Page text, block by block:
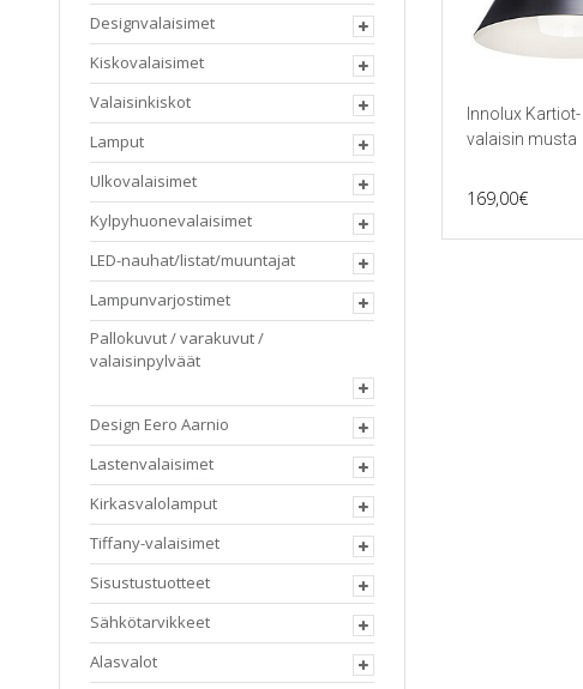
Innolux Kartiot-
valaisin musta
169,00€
Designvalaisimet
Kiskovalaisimet
Valaisinkiskot
Lamput
Ulkovalaisimet
Kylpyhuonevalaisimet
LED-nauhat/listat/muuntajat
Lampunvarjostimet
Pallokuvut / varakuvut /
valaisinpylväät
Design Eero Aarnio
Lastenvalaisimet
Kirkasvalolamput
Tiffany-valaisimet
Sisustustuotteet
Sähkötarvikkeet
Alasvalot